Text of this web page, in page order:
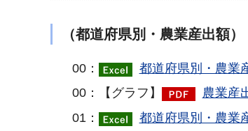
（都道府県別・農業産出額）
00：
都道府県別・農業
00：【グラフ】
農業産
01：
都道府県別・農業